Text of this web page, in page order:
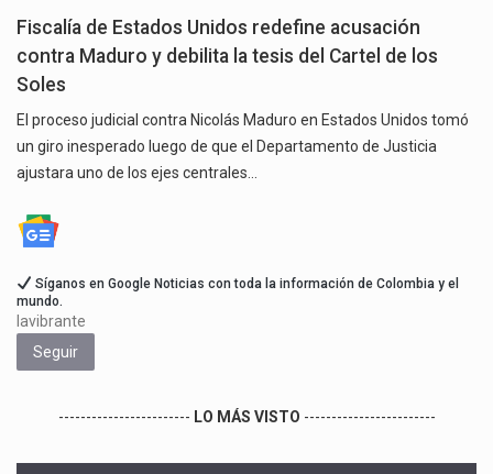
Fiscalía de Estados Unidos redefine acusación
contra Maduro y debilita la tesis del Cartel de los
Soles
El proceso judicial contra Nicolás Maduro en Estados Unidos tomó
un giro inesperado luego de que el Departamento de Justicia
ajustara uno de los ejes centrales…
Síganos en Google Noticias con toda la información de Colombia y el
mundo.
lavibrante
Seguir
------------------------ LO MÁS VISTO ------------------------